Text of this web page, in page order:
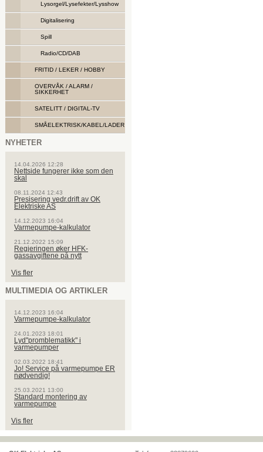
Lysorgel/Lysefekter/Lysshow
Digitalisering
Spill
Radio/CD/DAB
FRITID / LEKER / HOBBY
OVERVÅK / ALARM /
SIKKERHET
SATELITT / DIGITAL-TV
SMÅELEKTRISK/KABEL/LADER
NYHETER
14.04.2026 12:28
Nettside fungerer ikke som den
skal
08.11.2024 12:43
Presisering vedr.drift av OK
Elektriske AS
14.12.2023 16:04
Varmepumpe-kalkulator
21.12.2022 15:09
Regjeringen øker HFK-
gassavgiftene på nytt
Vis fler
MULTIMEDIA OG ARTIKLER
14.12.2023 16:04
Varmepumpe-kalkulator
24.01.2023 18:01
Lyd"promblematikk" i
varmepumper
02.03.2022 18:41
Jo! Service på varmepumpe ER
nødvendig!
25.03.2021 13:00
Standard montering av
varmepumpe
Vis fler